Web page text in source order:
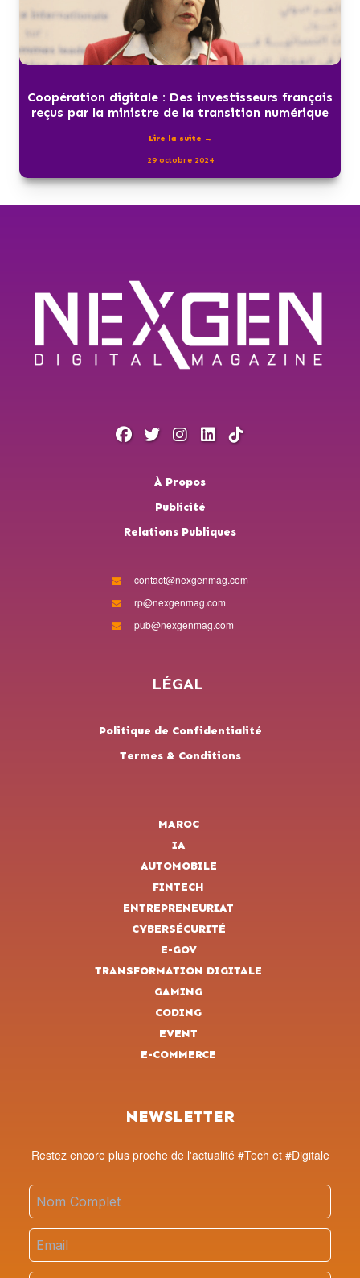
Coopération digitale : Des investisseurs français
reçus par la ministre de la transition numérique
Lire la suite →
29 octobre 2024
À Propos
Publicité
Relations Publiques
contact@nexgenmag.com
rp@nexgenmag.com
pub@nexgenmag.com
LÉGAL
Politique de Confidentialité
Termes & Conditions
MAROC
IA
AUTOMOBILE
FINTECH
ENTREPRENEURIAT
CYBERSÉCURITÉ
E-GOV
TRANSFORMATION DIGITALE
GAMING
CODING
EVENT
E-COMMERCE
NEWSLETTER
Restez encore plus proche de l'actualité #Tech et #Digitale